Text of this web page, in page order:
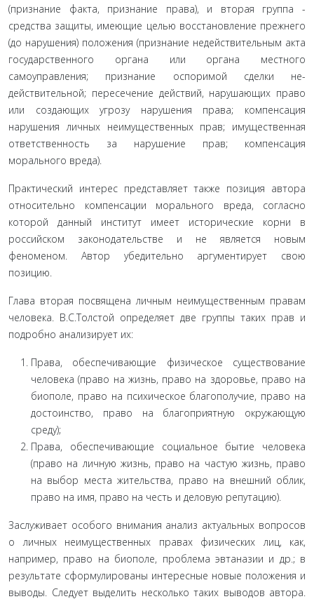
(признание факта, при­знание права), и вторая группа -
средства защиты, имеющие целью восстановление прежнего
(до на­рушения) положения (признание недействительным акта
государственного органа или органа местного
самоуправления; признание оспоримой сделки не­
действительной; пересечение действий, нарушаю­щих право
или создающих угрозу нарушения права; компенсация
нарушения личных неимущественных прав; имущественная
ответственность за нарушение прав; компенсация
морального вреда).
Практический интерес представляет также по­зиция автора
относительно компенсации морально­го вреда, согласно
которой данный институт имеет исторические корни в
российском законодательстве и не является новым
феноменом. Автор убедительно аргументирует свою
позицию.
Глава вторая посвящена личным неимуществен­ным правам
человека. В.С.Толстой определяет две группы таких прав и
подробно анализирует их:
Права, обеспечивающие физическое существо­вание
человека (право на жизнь, право на здоровье, право на
биополе, право на психическое благополу­чие, право на
достоинство, право на благоприятную окружающую
среду);
Права, обеспечивающие социальное бытие человека
(право на личную жизнь, право на частую жизнь, право
на выбор места жительства, право на внешний облик,
право на имя, право на честь и дело­вую репутацию).
Заслуживает особого внимания анализ актуаль­ных вопросов
о личных неимущественных правах фи­зических лиц, как,
например, право на биополе, про­блема эвтаназии и др.; в
результате сформулированы интересные новые положения и
выводы. Следует вы­делить несколько таких выводов автора.